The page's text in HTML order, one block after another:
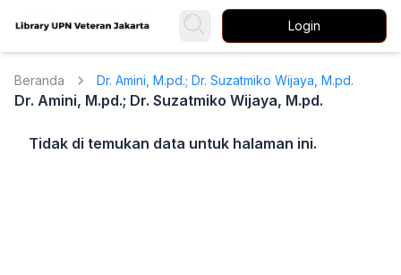
Login
Beranda Dr. Amini, M.pd.; Dr. Suzatmiko Wijaya, M.pd.
Dr. Amini, M.pd.; Dr. Suzatmiko Wijaya, M.pd.
Tidak di temukan data untuk halaman ini.